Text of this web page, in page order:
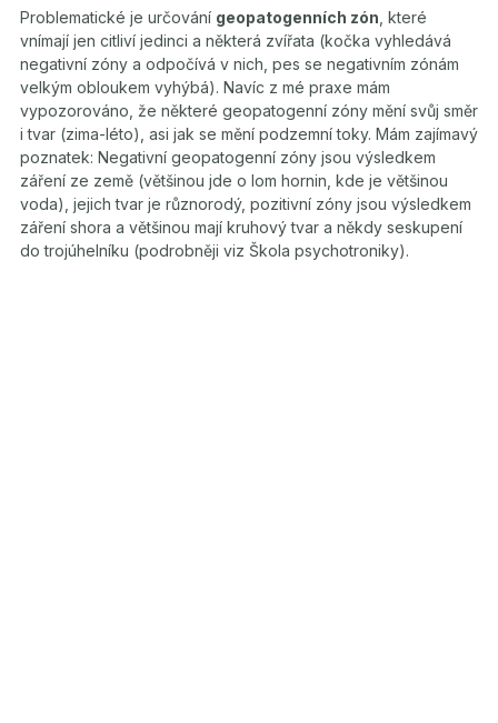
Problematické je určování geopatogenních zón , které
vnímají jen citliví jedinci a některá zvířata (kočka vyhledává
negativní zóny a odpočívá v nich, pes se negativním zónám
velkým obloukem vyhýbá). Navíc z mé praxe mám
vypozorováno, že některé geopatogenní zóny mění svůj směr
i tvar (zima-léto), asi jak se mění podzemní toky. Mám zajímavý
poznatek: Negativní geopatogenní zóny jsou výsledkem
záření ze země (většinou jde o lom hornin, kde je většinou
voda), jejich tvar je různorodý, pozitivní zóny jsou výsledkem
záření shora a většinou mají kruhový tvar a někdy seskupení
do trojúhelníku (podrobněji viz Škola psychotroniky).